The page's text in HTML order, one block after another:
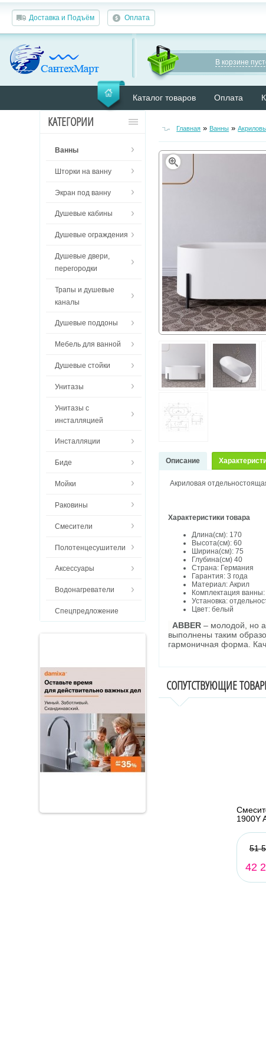
Доставка и Подъём Оплата
В корзине
Каталог товаров Оплата
КАТЕГОРИИ
Ванны
Шторки на ванну
Экран под ванну
Душевые кабины
Душевые ограждения
Душевые двери,
перегородки
Трапы и душевые
каналы
Душевые поддоны
Мебель для ванной
Душевые стойки
Унитазы
Унитазы с
инсталляцией
Инсталляции
Биде
Мойки
Раковины
Смесители
Полотенцесушители
Аксессуары
Водонагреватели
Спецпредложение
Главная » Ванны »
Описание
Акриловая
Характеристики товара
Длина(см): 170
Высота(см): 60
Ширина(см): 75
Глубина(см) 40
Страна: Германия
Гарантия: 3 года
Материал: Акрил
Комплектация ванны:
Установка:
Цвет: белый
ABBER – молодой, но
выполнены таким
гармоничная форма.
СОПУТСТВУЮЩИЕ
1900Y
51
42